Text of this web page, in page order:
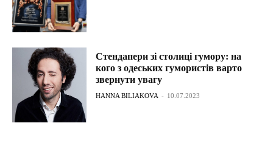
Стендапери зі столиці гумору: на
кого з одеських гумористів варто
звернути увагу
HANNA BILIAKOVA - 10.07.2023